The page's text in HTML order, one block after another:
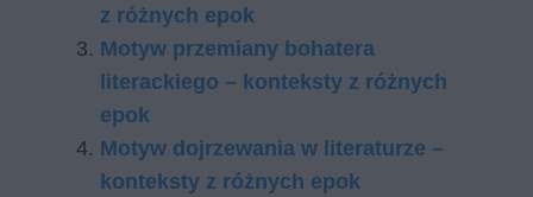
z różnych epok
Motyw przemiany bohatera
literackiego – konteksty z różnych
epok
Motyw dojrzewania w literaturze –
konteksty z różnych epok